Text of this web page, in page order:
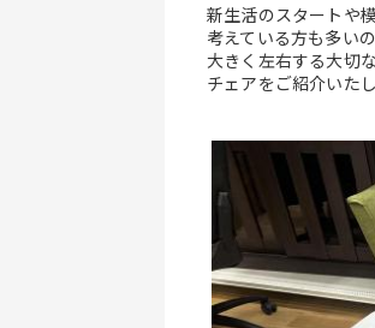
新生活のスタートや
考えている方も多い
大きく左右する大切
チェアをご紹介いたし